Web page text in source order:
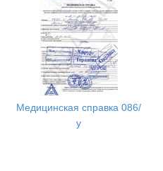
Медицинская справка 086/
у